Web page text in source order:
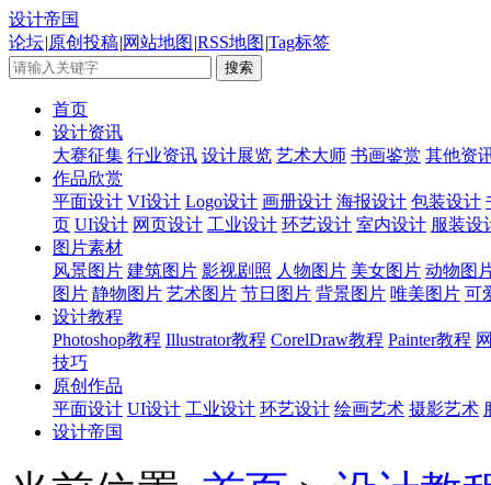
设计帝国
论坛|原创投稿|网站地图 |RSS地图 |Tag标签
首页
设计资讯
大赛征集 行业资讯 设计展览 艺术大师 书画鉴赏 其他资
作品欣赏
平面设计 VI设计 Logo设计 画册设计 海报设计 包装设计
页 UI设计 网页设计 工业设计 环艺设计 室内设计 服装设
图片素材
风景图片 建筑图片 影视剧照 人物图片 美女图片 动物图
图片 静物图片 艺术图片 节日图片 背景图片 唯美图片 可
设计教程
Photoshop教程 Illustrator教程 CorelDraw教程 Painter教程
技巧
原创作品
平面设计 UI设计 工业设计 环艺设计 绘画艺术 摄影艺术
设计帝国